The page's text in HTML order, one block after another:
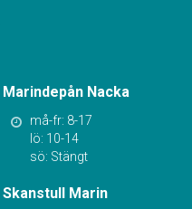
Marindepån Nacka
må-fr: 8-17
lö: 10-14
sö: Stängt
Skanstull Marin